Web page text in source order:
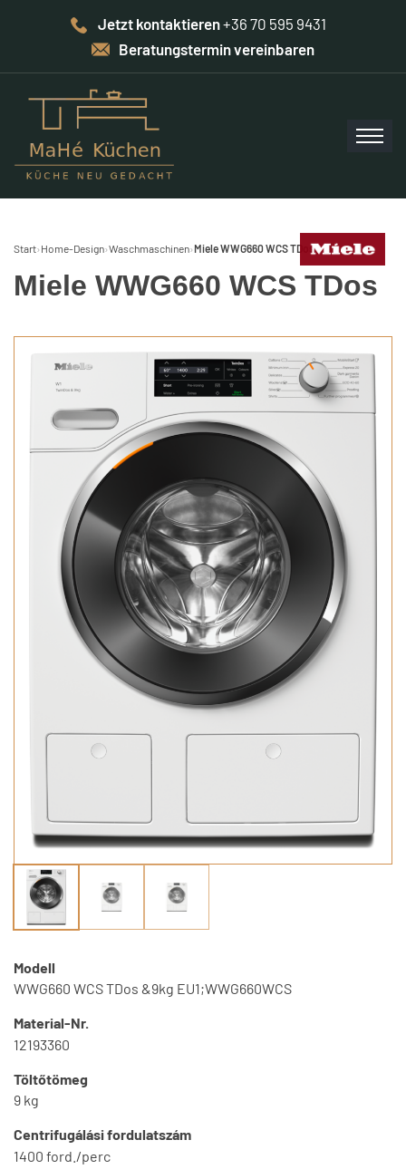
Jetzt kontaktieren+36 70 595 9431
Beratungstermin vereinbaren
Start› Home-Design›Waschmaschinen›Miele WWG660 WCS TDos
Miele WWG660 WCS TDos
Modell
WWG660 WCS TDos &9kg EU1;WWG660WCS
Material-Nr.
12193360
Töltőtömeg
9 kg
Centrifugálási fordulatszám
1400 ford./perc